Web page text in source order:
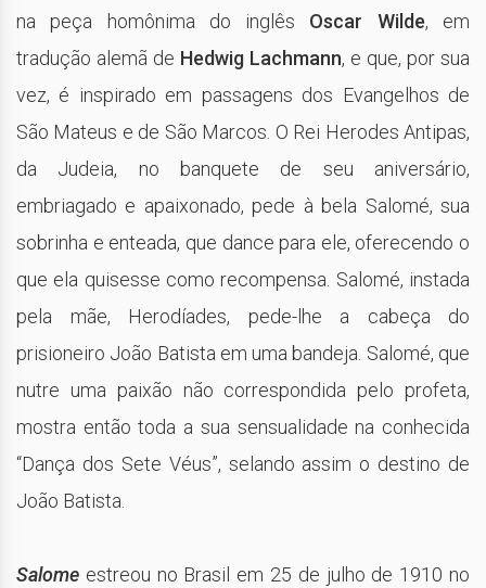
na peça homônima do inglês Oscar Wilde, em
tradução alemã de Hedwig Lachmann, e que, por sua
vez, é inspirado em passagens dos Evangelhos de
São Mateus e de São Marcos. O Rei Herodes Antipas,
da Judeia, no banquete de seu aniversário,
embriagado e apaixonado, pede à bela Salomé, sua
sobrinha e enteada, que dance para ele, oferecendo o
que ela quisesse como recompensa. Salomé, instada
pela mãe, Herodíades, pede-lhe a cabeça do
prisioneiro João Batista em uma bandeja. Salomé, que
nutre uma paixão não correspondida pelo profeta,
mostra então toda a sua sensualidade na conhecida
“Dança dos Sete Véus”, selando assim o destino de
João Batista.
Salome estreou no Brasil em 25 de julho de 1910 no